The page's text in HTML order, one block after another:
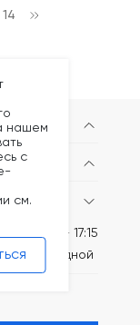
14
Пт: 8:30 - 17:15
вс: выходной
нашем
с
см.